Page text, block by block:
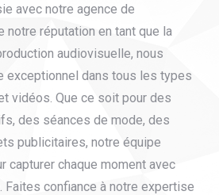
avec notre agence de
notre réputation en tant que la
audiovisuelle, nous
exceptionnel dans tous les types
vidéos. Que ce soit pour des
des séances de mode, des
publicitaires, notre équipe
capturer chaque moment avec
confiance à notre expertise